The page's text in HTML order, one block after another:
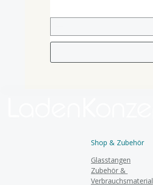
Shop & Zubehör
Glasstangen
Zubehör &
Verbrauchsmaterial